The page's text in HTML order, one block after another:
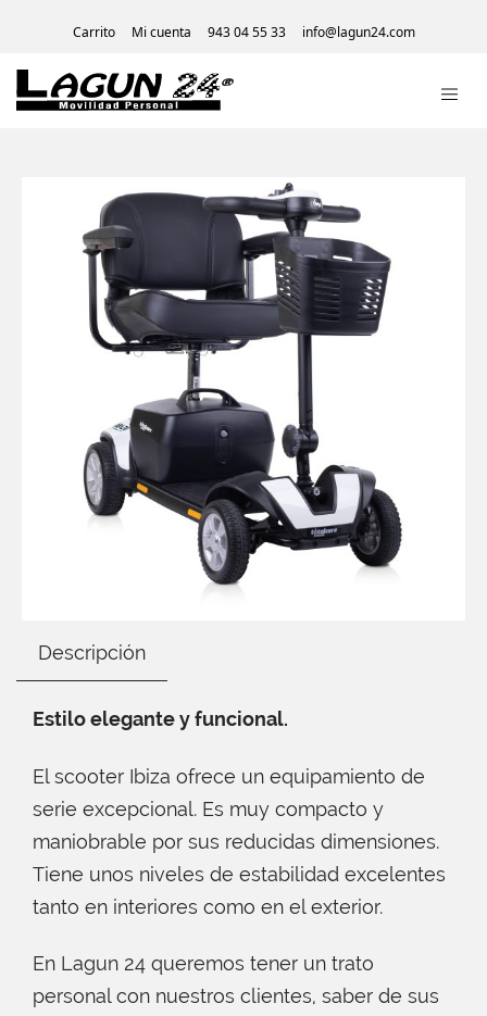
Carrito Mi cuenta 943 04 55 33 info@lagun24.com
Descripción
Estilo elegante y funcional.
El scooter Ibiza ofrece un equipamiento de
serie excepcional. Es muy compacto y
maniobrable por sus reducidas dimensiones.
Tiene unos niveles de estabilidad excelentes
tanto en interiores como en el exterior.
En Lagun 24 queremos tener un trato
personal con nuestros clientes, saber de sus